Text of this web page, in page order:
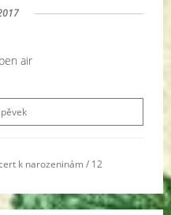
air
k narozeninám / 12